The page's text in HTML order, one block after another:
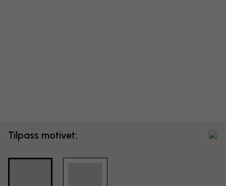
Tilpass motivet: